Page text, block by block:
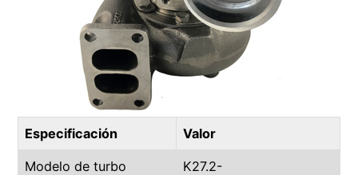
Especificación Valor
Modelo de turbo
K27.2-